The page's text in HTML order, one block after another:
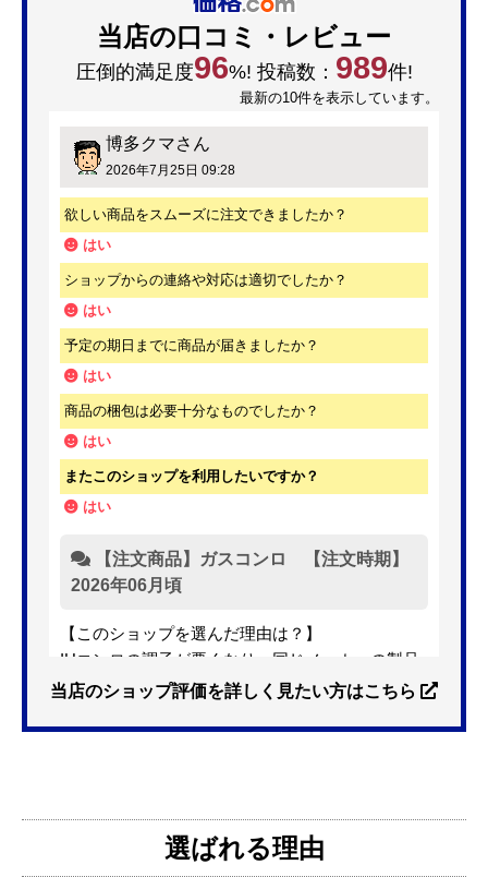
当店の口コミ・レビュー
圧倒的満足度96%! 投稿数： 989件!
最新の10件を表示しています。
博多クマさん
2026年7月25日 09:28
欲しい商品をスムーズに注文できましたか？
はい
ショップからの連絡や対応は適切でしたか？
はい
予定の期日までに商品が届きましたか？
はい
商品の梱包は必要十分なものでしたか？
はい
またこのショップを利用したいですか？
はい
【注文商品】ガスコンロ 【注文時期】
2026年06月頃
【このショップを選んだ理由は？】
IHコンロの調子が悪くなり、同じメーカーの製品
を探していました。ただ、3口から2口のものへ変
は需要が少なく製品によっては割高になるとのこ
ろ、希望した製品が量販店よりかなり安い価格で
あったので購入いたしました。
当店のショップ評価を詳しく見たい方はこちら
選ばれる理由